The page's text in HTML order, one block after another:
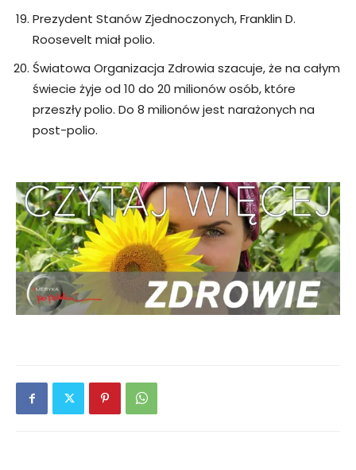
Prezydent Stanów Zjednoczonych, Franklin D.
Roosevelt miał polio.
Światowa Organizacja Zdrowia szacuje, że na całym
świecie żyje od 10 do 20 milionów osób, które
przeszły polio. Do 8 milionów jest narażonych na
post-polio.